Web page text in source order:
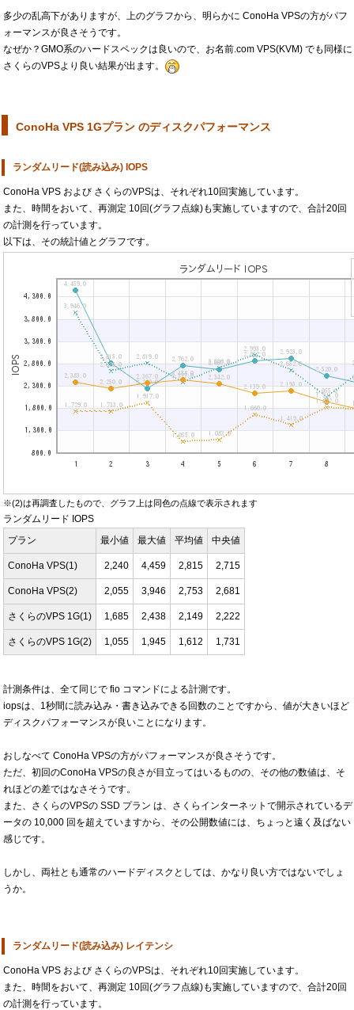
多少の乱高下がありますが、上のグラフから、明らかに ConoHa VPSの方がパフ
ォーマンスが良さそうです。
なぜか？GMO系のハードスペックは良いので、お名前.com VPS(KVM) でも同様に
さくらのVPSより良い結果が出ます。
ConoHa VPS 1Gプラン のディスクパフォーマンス
ランダムリード(読み込み) IOPS
ConoHa VPS および さくらのVPSは、それぞれ10回実施しています。
また、時間をおいて、再測定 10回(グラフ点線)も実施していますので、合計20回
の計測を行っています。
以下は、その統計値とグラフです。
※(2)は再調査したもので、グラフ上は同色の点線で表示されます
ランダムリード IOPS
プラン
最小値 最大値 平均値 中央値
ConoHa VPS(1) 2,240 4,459 2,815 2,715
ConoHa VPS(2) 2,055 3,946 2,753 2,681
さくらのVPS 1G(1) 1,685 2,438 2,149 2,222
さくらのVPS 1G(2) 1,055 1,945 1,612 1,731
計測条件は、全て同じで fio コマンドによる計測です。
iopsは、1秒間に読み込み・書き込みできる回数のことですから、値が大きいほど
ディスクパフォーマンスが良いことになります。
おしなべて ConoHa VPSの方がパフォーマンスが良さそうです。
ただ、初回のConoHa VPSの良さが目立ってはいるものの、その他の数値は、そ
れほどの差ではなさそうです。
また、さくらのVPSの SSD プラン は、さくらインターネットで開示されているデ
ータの 10,000 回を超えていますから、その公開数値には、ちょっと遠く及ばない
感じです。
しかし、両社とも通常のハードディスクとしては、かなり良い方ではないでしょ
うか。
ランダムリード(読み込み) レイテンシ
ConoHa VPS および さくらのVPSは、それぞれ10回実施しています。
また、時間をおいて、再測定 10回(グラフ点線)も実施していますので、合計20回
の計測を行っています。